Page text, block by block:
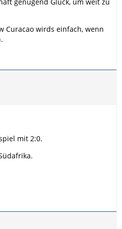
Curacao wirds einfach, wenn
mit 2:0.